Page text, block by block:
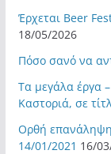
Έρχεται Beer
18/05/2026
Πόσο σανό να
Τα μεγάλα έργα
Καστοριά, σε
Ορθή
14/01/2021 16/